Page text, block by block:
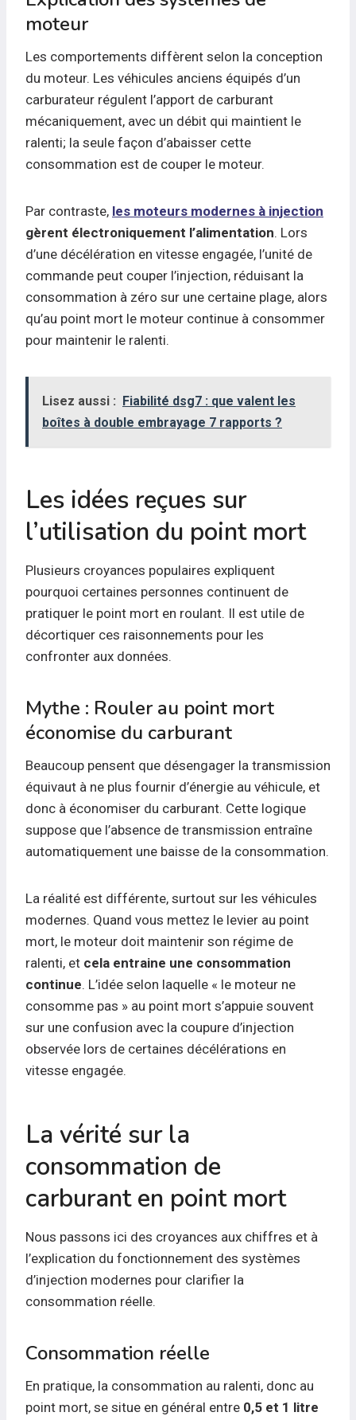
moteur
Les comportements diffèrent selon la conception
du moteur. Les véhicules anciens équipés d’un
carburateur régulent l’apport de carburant
mécaniquement, avec un débit qui maintient le
ralenti; la seule façon d’abaisser cette
consommation est de couper le moteur.
Par contraste, les moteurs modernes à injection
gèrent électroniquement l’alimentation. Lors
d’une décélération en vitesse engagée, l’unité de
commande peut couper l’injection, réduisant la
consommation à zéro sur une certaine plage, alors
qu’au point mort le moteur continue à consommer
pour maintenir le ralenti.
Lisez aussi : Fiabilité dsg7 : que valent les
boîtes à double embrayage 7 rapports ?
Les idées reçues sur
l’utilisation du point mort
Plusieurs croyances populaires expliquent
pourquoi certaines personnes continuent de
pratiquer le point mort en roulant. Il est utile de
décortiquer ces raisonnements pour les
confronter aux données.
Mythe : Rouler au point mort
économise du carburant
Beaucoup pensent que désengager la transmission
équivaut à ne plus fournir d’énergie au véhicule, et
donc à économiser du carburant. Cette logique
suppose que l’absence de transmission entraîne
automatiquement une baisse de la consommation.
La réalité est différente, surtout sur les véhicules
modernes. Quand vous mettez le levier au point
mort, le moteur doit maintenir son régime de
ralenti, et cela entraine une consommation
continue. L’idée selon laquelle « le moteur ne
consomme pas » au point mort s’appuie souvent
sur une confusion avec la coupure d’injection
observée lors de certaines décélérations en
vitesse engagée.
La vérité sur la
consommation de
carburant en point mort
Nous passons ici des croyances aux chiffres et à
l’explication du fonctionnement des systèmes
d’injection modernes pour clarifier la
consommation réelle.
Consommation réelle
En pratique, la consommation au ralenti, donc au
point mort, se situe en général entre 0,5 et 1 litre